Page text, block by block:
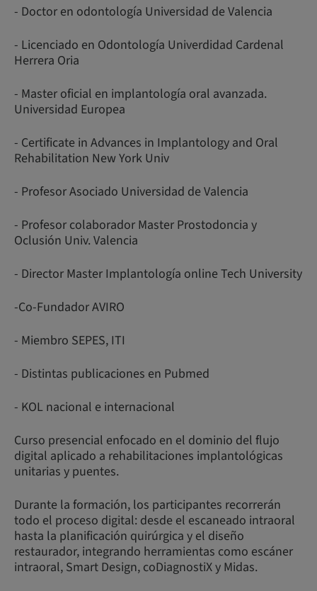
- Doctor en odontología Universidad de Valencia
- Licenciado en Odontología Univerdidad Cardenal
Herrera Oria
- Master oficial en implantología oral avanzada.
Universidad Europea
- Certificate in Advances in Implantology and Oral
Rehabilitation New York Univ
- Profesor Asociado Universidad de Valencia
- Profesor colaborador Master Prostodoncia y
Oclusión Univ. Valencia
- Director Master Implantología online Tech University
-Co-Fundador AVIRO
- Miembro SEPES, ITI
- Distintas publicaciones en Pubmed
- KOL nacional e internacional
Curso presencial enfocado en el dominio del flujo
digital aplicado a rehabilitaciones implantológicas
unitarias y puentes.
Durante la formación, los participantes recorrerán
todo el proceso digital: desde el escaneado intraoral
hasta la planificación quirúrgica y el diseño
restaurador, integrando herramientas como escáner
intraoral, Smart Design, coDiagnostiX y Midas.